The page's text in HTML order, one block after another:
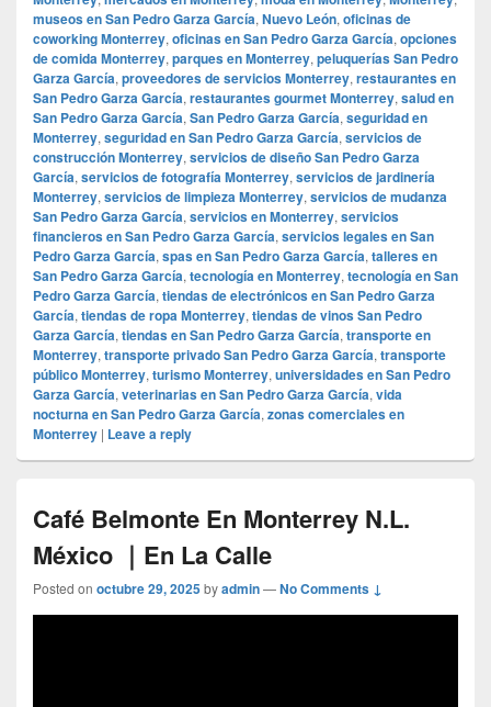
museos en San Pedro Garza García, Nuevo León, oficinas de
coworking Monterrey, oficinas en San Pedro Garza García, opciones
de comida Monterrey, parques en Monterrey, peluquerías San Pedro
Garza García, proveedores de servicios Monterrey, restaurantes en
San Pedro Garza García, restaurantes gourmet Monterrey, salud en
San Pedro Garza García, San Pedro Garza García, seguridad en
Monterrey, seguridad en San Pedro Garza García, servicios de
construcción Monterrey, servicios de diseño San Pedro Garza
García, servicios de fotografía Monterrey, servicios de jardinería
Monterrey, servicios de limpieza Monterrey, servicios de mudanza
San Pedro Garza García, servicios en Monterrey, servicios
financieros en San Pedro Garza García, servicios legales en San
Pedro Garza García, spas en San Pedro Garza García, talleres en
San Pedro Garza García, tecnología en Monterrey, tecnología en San
Pedro Garza García, tiendas de electrónicos en San Pedro Garza
García, tiendas de ropa Monterrey, tiendas de vinos San Pedro
Garza García, tiendas en San Pedro Garza García, transporte en
Monterrey, transporte privado San Pedro Garza García, transporte
público Monterrey, turismo Monterrey, universidades en San Pedro
Garza García, veterinarias en San Pedro Garza García, vida
nocturna en San Pedro Garza García, zonas comerciales en
Monterrey | Leave a reply
Café Belmonte En Monterrey N.L.
México ｜En La Calle
Posted on octubre 29, 2025byadmin—No Comments ↓